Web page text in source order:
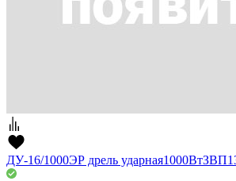
ДУ-16/1000ЭР дрель